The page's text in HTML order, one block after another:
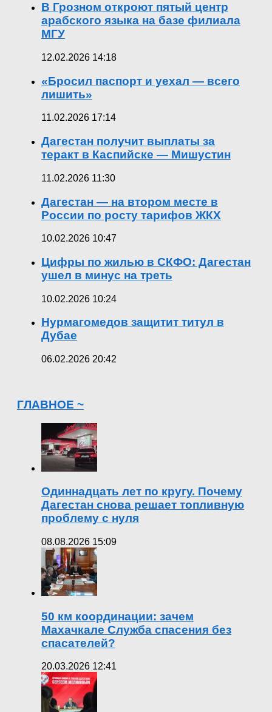
В Грозном откроют пятый центр
арабского языка на базе филиала
МГУ
12.02.2026 14:18
«Бросил паспорт и уехал — всего
лишить»
11.02.2026 17:14
Дагестан получит выплаты за
теракт в Каспийске — Мишустин
11.02.2026 11:30
Дагестан — на втором месте в
России по росту тарифов ЖКХ
10.02.2026 10:47
Цифры по жилью в СКФО: Дагестан
ушел в минус на треть
10.02.2026 10:24
Нурмагомедов защитит титул в
Дубае
06.02.2026 20:42
ГЛАВНОЕ ~
Одиннадцать лет по кругу. Почему
Дагестан снова решает топливную
проблему с нуля
08.08.2026 15:09
50 км координации: зачем
Махачкале Служба спасения без
спасателей?
20.03.2026 12:41